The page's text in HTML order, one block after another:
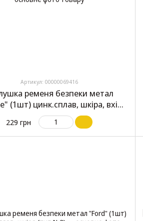
Артикул: 00000069416
ременя безпеки метал
(1шт) цинк.сплав, шкіра, вхід
під ремінь (№5)
229 грн